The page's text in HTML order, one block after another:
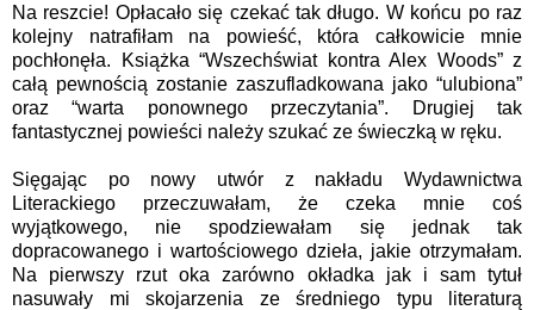
Na reszcie! Opłacało się czekać tak długo. W końcu po raz
kolejny natrafiłam na powieść, która całkowicie mnie
pochłonęła. Książka “Wszechświat kontra Alex Woods” z
całą pewnością zostanie zaszufladkowana jako “ulubiona”
oraz “warta ponownego przeczytania”. Drugiej tak
fantastycznej powieści należy szukać ze świeczką w ręku.
Sięgając po nowy utwór z nakładu Wydawnictwa
Literackiego przeczuwałam, że czeka mnie coś
wyjątkowego, nie spodziewałam się jednak tak
dopracowanego i wartościowego dzieła, jakie otrzymałam.
Na pierwszy rzut oka zarówno okładka jak i sam tytuł
nasuwały mi skojarzenia ze średniego typu literaturą